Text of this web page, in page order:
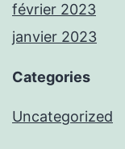
février 2023
janvier 2023
Categories
Uncategorized